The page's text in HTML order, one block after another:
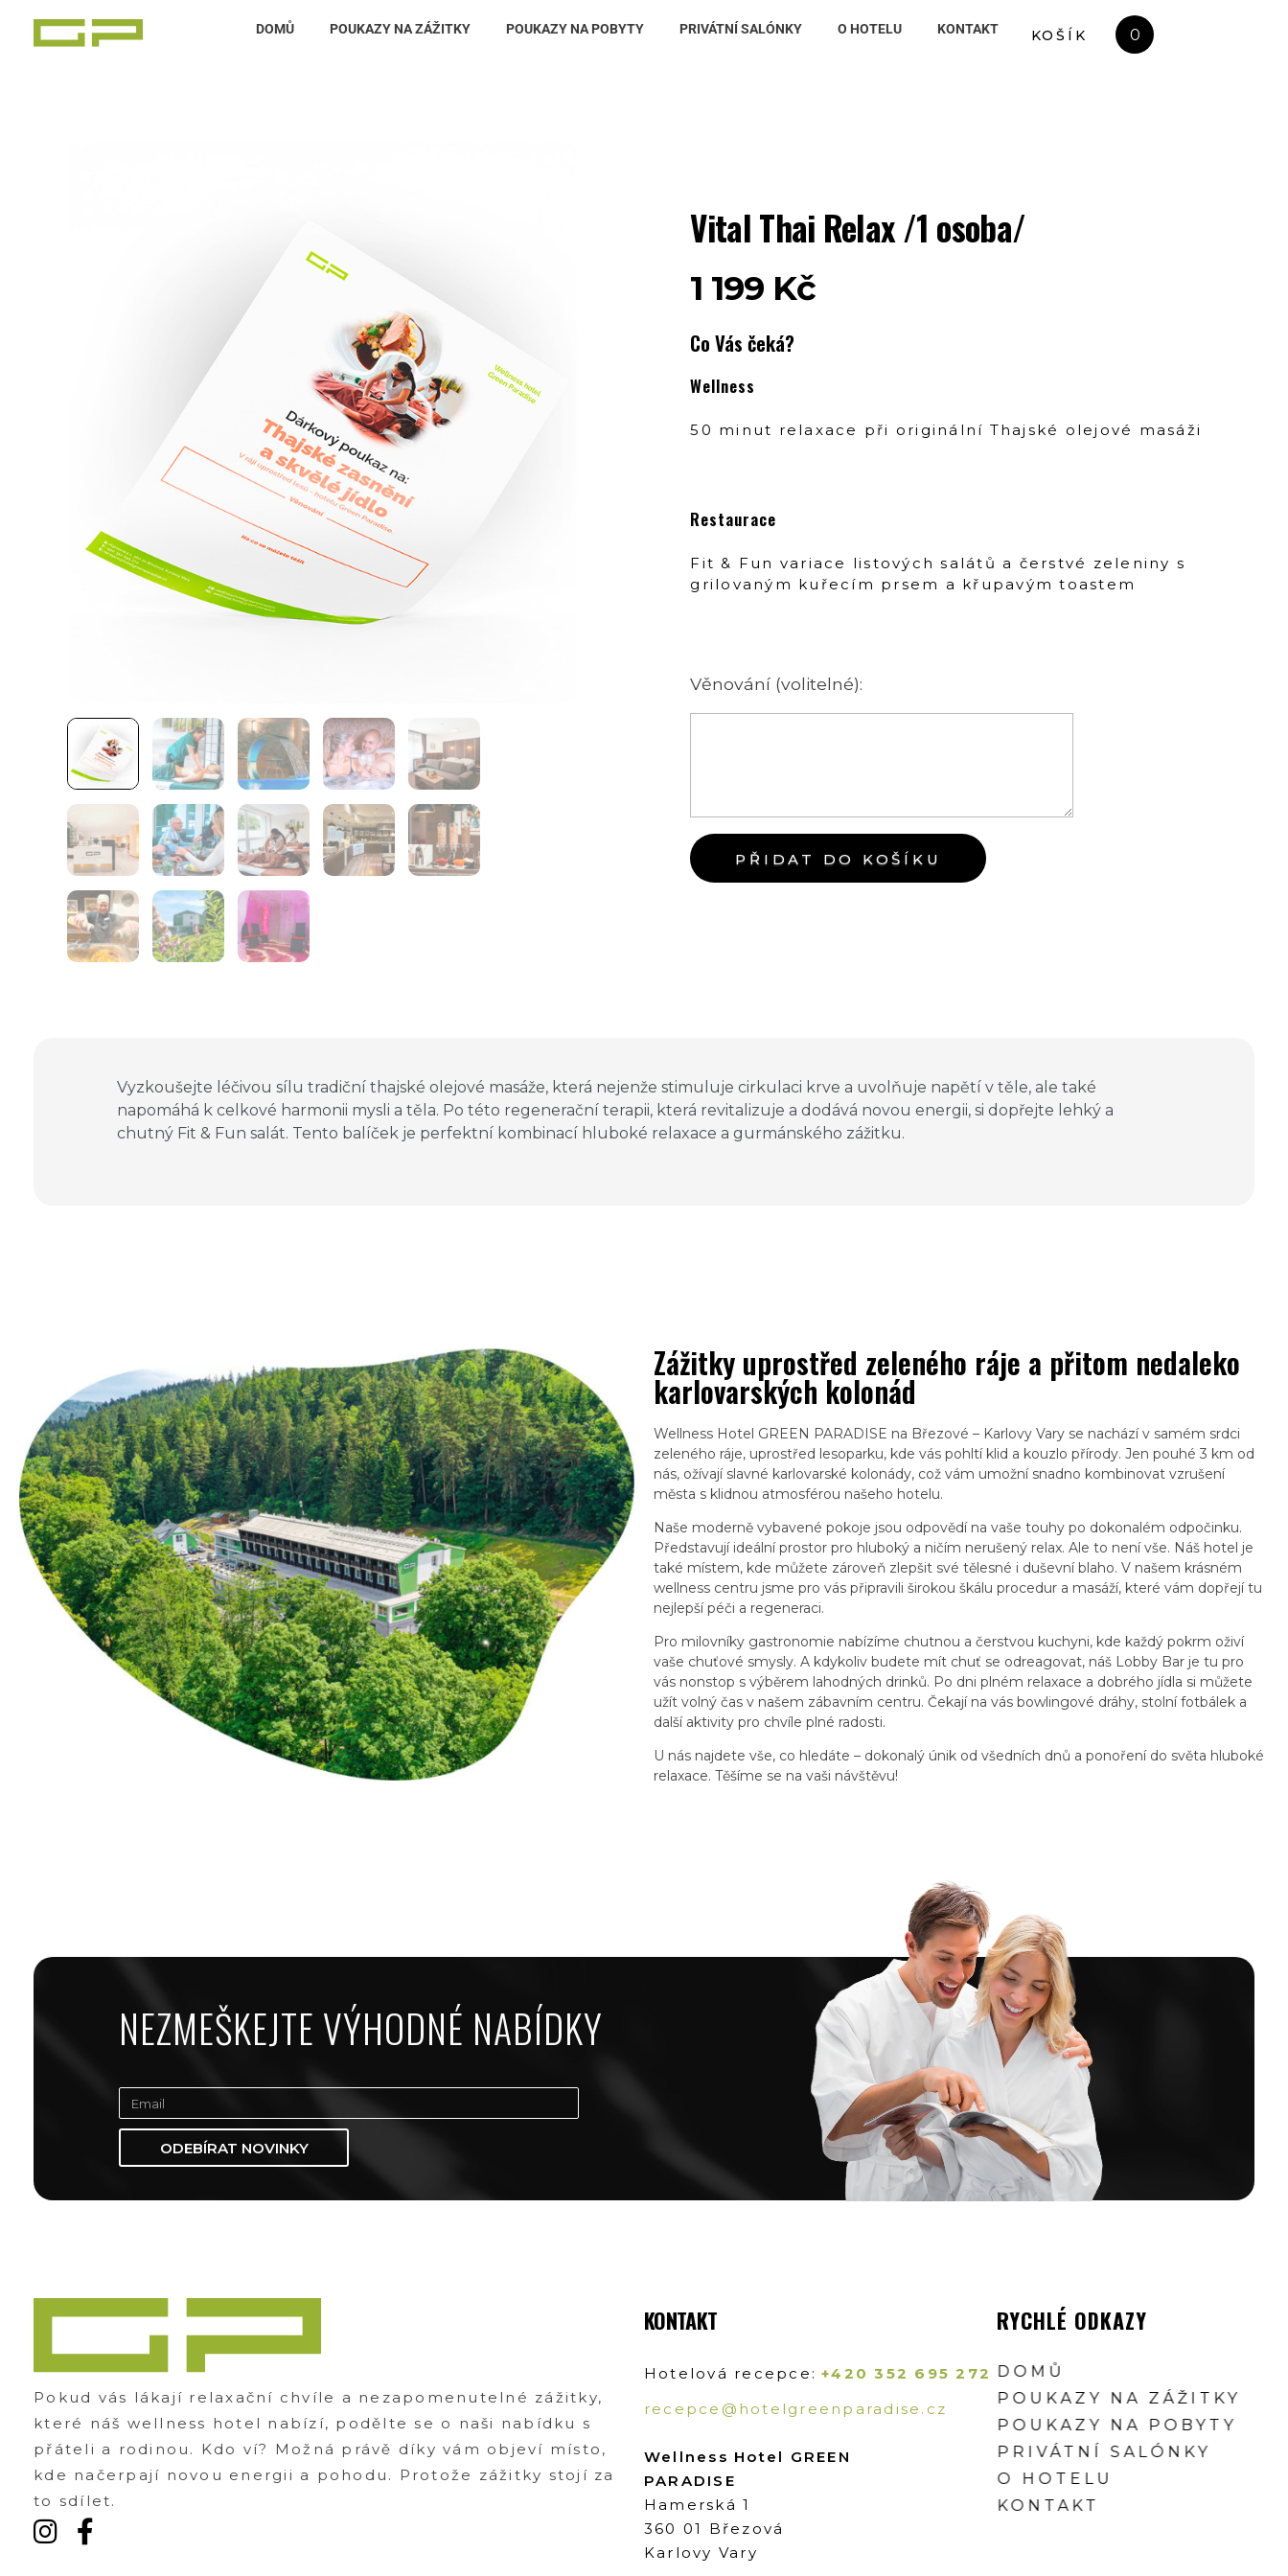
DOMŮ POUKAZY NA ZÁŽITKY POUKAZY NA POBYTY PRIVÁTNÍ SALÓNKY O HOTELU KONTAKT 0
KOŠÍK
Vital Thai Relax /1 osoba/
1 199 Kč
Co Vás čeká?
Wellness
50 minut relaxace při originální Thajské olejové masáži
Restaurace
Fit & Fun variace listových salátů a čerstvé zeleniny s
grilovaným kuřecím prsem a křupavým toastem
Věnování (volitelné):
PŘIDAT DO KOŠÍKU
Vyzkoušejte léčivou sílu tradiční thajské olejové masáže, která nejenže stimuluje cirkulaci krve a uvolňuje napětí v těle, ale také
napomáhá k celkové harmonii mysli a těla. Po této regenerační terapii, která revitalizuje a dodává novou energii, si dopřejte lehký a
chutný Fit & Fun salát. Tento balíček je perfektní kombinací hluboké relaxace a gurmánského zážitku.
Zážitky uprostřed zeleného ráje a přitom nedaleko
karlovarských kolonád
Wellness Hotel GREEN PARADISE na Březové – Karlovy Vary se nachází v samém srdci
zeleného ráje, uprostřed lesoparku, kde vás pohltí klid a kouzlo přírody. Jen pouhé 3 km od
nás, ožívají slavné karlovarské kolonády, což vám umožní snadno kombinovat vzrušení
města s klidnou atmosférou našeho hotelu.
Naše moderně vybavené pokoje jsou odpovědí na vaše touhy po dokonalém odpočinku.
Představují ideální prostor pro hluboký a ničím nerušený relax. Ale to není vše. Náš hotel je
také místem, kde můžete zároveň zlepšit své tělesné i duševní blaho. V našem krásném
wellness centru jsme pro vás připravili širokou škálu procedur a masáží, které vám dopřejí tu
nejlepší péči a regeneraci.
Pro milovníky gastronomie nabízíme chutnou a čerstvou kuchyni, kde každý pokrm oživí
vaše chuťové smysly. A kdykoliv budete mít chuť se odreagovat, náš Lobby Bar je tu pro
vás nonstop s výběrem lahodných drinků. Po dni plném relaxace a dobrého jídla si můžete
užít volný čas v našem zábavním centru. Čekají na vás bowlingové dráhy, stolní fotbálek a
další aktivity pro chvíle plné radosti.
U nás najdete vše, co hledáte – dokonalý únik od všedních dnů a ponoření do světa hluboké
relaxace. Těšíme se na vaši návštěvu!
NEZMEŠKEJTE VÝHODNÉ NABÍDKY
ODEBÍRAT NOVINKY
Zážitky Green Paradise
Pokud vás lákají relaxační chvíle a nezapomenutelné zážitky,
které náš wellness hotel nabízí, podělte se o naši nabídku s
přáteli a rodinou. Kdo ví? Možná právě díky vám objeví místo,
kde načerpají novou energii a pohodu. Protože zážitky stojí za
to sdílet.
KONTAKT
Hotelová recepce: +420 352 695 272
recepce@hotelgreenparadise.cz
Wellness Hotel GREEN
PARADISE
Hamerská 1
360 01 Březová
Karlovy Vary
RYCHLÉ ODKAZY
DOMŮ
POUKAZY NA ZÁŽITKY
POUKAZY NA POBYTY
PRIVÁTNÍ SALÓNKY
O HOTELU
KONTAKT